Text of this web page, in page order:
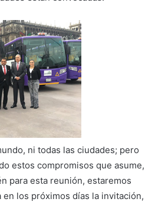
ni todas las ciudades; pero
estos compromisos que asume,
para esta reunión, estaremos
los próximos días la invitación,